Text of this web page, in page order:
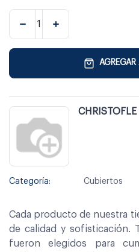
CHRISTOFLE
Categoría: Cubiertos
Cada producto de nuestra
de calidad y sofisticación.
fueron elegidos para